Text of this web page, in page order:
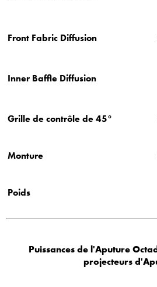
Front Fabric Diffusion
Inner Baffle Diffusion
Grille de contrôle de 45°
Monture
Poids
Puissances de l'Aputure
projecteurs